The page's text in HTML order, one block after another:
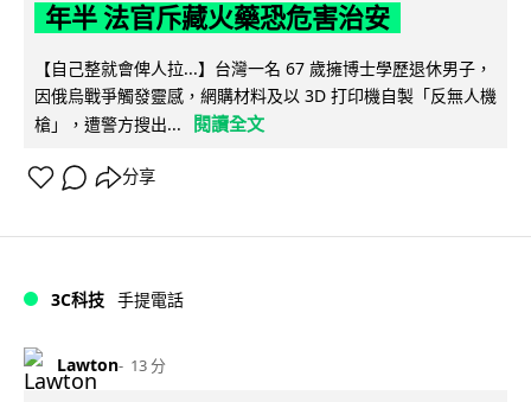
年半 法官斥藏火藥恐危害治安
【自己整就會俾人拉...】台灣一名 67 歲擁博士學歷退休男子，
因俄烏戰爭觸發靈感，網購材料及以 3D 打印機自製「反無人機
槍」，遭警方搜出...
閱讀全文
分享
3C科技 手提電話
Lawton 13 分